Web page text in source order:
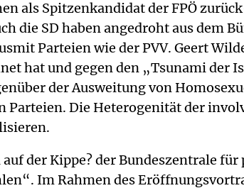
als Spitzenkandidat der FPÖ
die SD haben angedroht aus dem
Parteien wie der PVV. Geert
hat und gegen den „Tsunami der
der Ausweitung von
Die Heterogenität der
der Kippe? der Bundeszentrale
Im Rahmen des